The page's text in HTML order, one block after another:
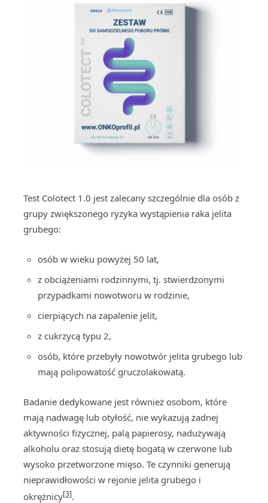
Test Colotect 1.0 jest zalecany szczególnie dla osób z
grupy zwiększonego ryzyka wystąpienia raka jelita
grubego:
osób w wieku powyżej 50 lat,
z obciążeniami rodzinnymi, tj. stwierdzonymi
przypadkami nowotworu w rodzinie,
cierpiących na zapalenie jelit,
z cukrzycą typu 2,
osób, które przebyły nowotwór jelita grubego lub
mają polipowatość gruczolakowatą.
Badanie dedykowane jest również osobom, które
mają nadwagę lub otyłość, nie wykazują żadnej
aktywności fizycznej, palą papierosy, nadużywają
alkoholu oraz stosują dietę bogatą w czerwone lub
wysoko przetworzone mięso. Te czynniki generują
nieprawidłowości w rejonie jelita grubego i
okrężnicy[3].